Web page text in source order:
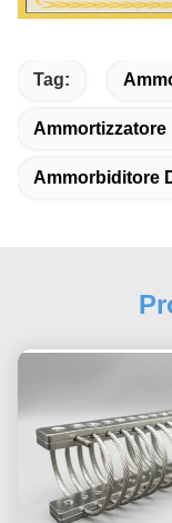
Tag:
Ammortizzatore
Ammorbiditore